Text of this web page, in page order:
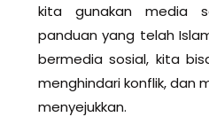
kita gunakan media
panduan yang telah
bermedia sosial, kita
menghindari konflik, dan
menyejukkan.